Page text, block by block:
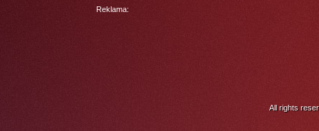
Reklama:
All rights